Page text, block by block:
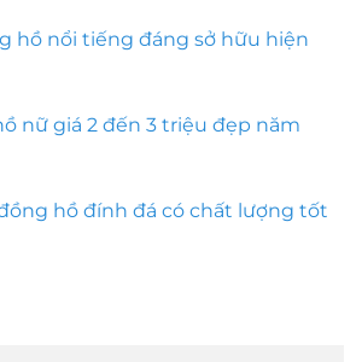
hồ nổi tiếng đáng sở hữu hiện
nữ giá 2 đến 3 triệu đẹp năm
hồ đính đá có chất lượng tốt